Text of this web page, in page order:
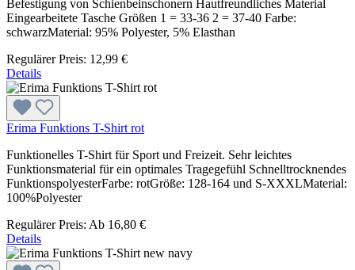
Befestigung von Schienbeinschonern Hautfreundliches Material
Eingearbeitete Tasche Größen 1 = 33-36 2 = 37-40 Farbe:
schwarzMaterial: 95% Polyester, 5% Elasthan
Regulärer Preis: 12,99 €
Details
Erima Funktions T-Shirt rot
Funktionelles T-Shirt für Sport und Freizeit. Sehr leichtes
Funktionsmaterial für ein optimales Tragegefühl Schnelltrocknendes
FunktionspolyesterFarbe: rotGröße: 128-164 und S-XXXLMaterial:
100%Polyester
Regulärer Preis: Ab 16,80 €
Details